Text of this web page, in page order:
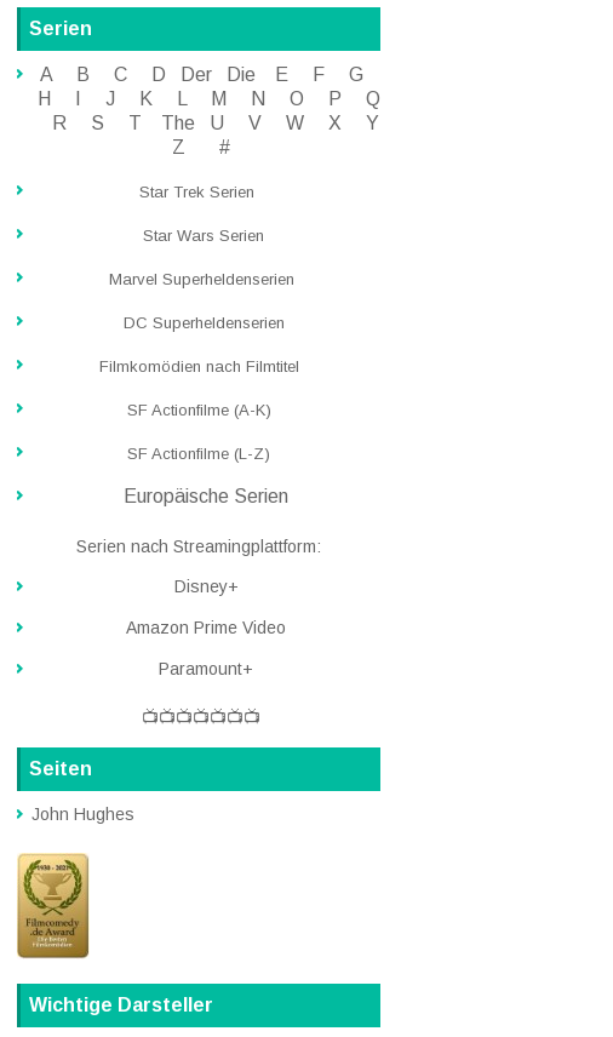
Serien
A B C D Der Die E F
G
H
I J K M N O
P Q
R
S T The U V
W X Y
Z
#
Star Trek Serien
Star Wars Serien
Marvel Superheldenserien
DC Superheldenserien
Filmkomödien nach Filmtitel
SF Actionfilme (A-K)
SF Actionfilme (L-Z)
Europäische Serien
Serien nach Streamingplattform:
Disney+
Amazon Prime Video
Paramount+
📺📺📺📺📺📺📺
Seiten
John Hughes
Wichtige Darsteller